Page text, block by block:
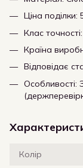
Ціна поділки:
Клас
Країна
Відповідає
Особливості:
Колір